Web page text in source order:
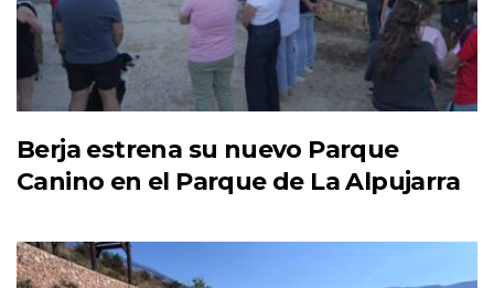
Berja estrena su nuevo Parque
Canino en el Parque de La Alpujarra